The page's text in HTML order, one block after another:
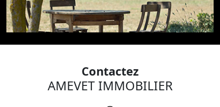
Contactez
AMEVET IMMOBILIER